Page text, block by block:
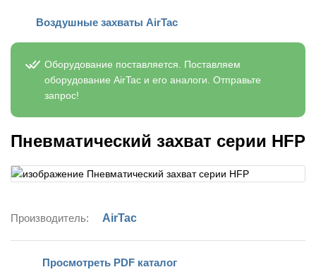
Воздушные захваты AirTac
Оборудование поставляется. Поставляем
оборудование AirTac и его аналоги. Отправьте
запрос!
Пневматический захват серии HFP
Производитель: AirTac
Просмотреть PDF каталог